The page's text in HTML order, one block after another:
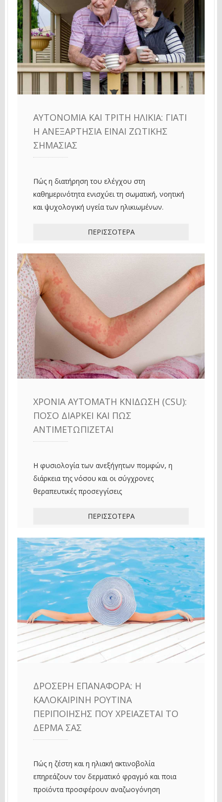
ΑΥΤΟΝΟΜΊΑ ΚΑΙ ΤΡΊΤΗ ΗΛΙΚΊΑ: ΓΙΑΤΊ
Η ΑΝΕΞΑΡΤΗΣΊΑ ΕΊΝΑΙ ΖΩΤΙΚΉΣ
ΣΗΜΑΣΊΑΣ
Πώς η διατήρηση του ελέγχου στη
καθημερινότητα ενισχύει τη σωματική, νοητική
και ψυχολογική υγεία των ηλικιωμένων.
ΠΕΡΙΣΣΌΤΕΡΑ
ΧΡΌΝΙΑ ΑΥΤΌΜΑΤΗ ΚΝΊΔΩΣΗ (CSU):
ΠΌΣΟ ΔΙΑΡΚΕΊ ΚΑΙ ΠΏΣ
ΑΝΤΙΜΕΤΩΠΊΖΕΤΑΙ
Η φυσιολογία των ανεξήγητων πομφών, η
διάρκεια της νόσου και οι σύγχρονες
θεραπευτικές προσεγγίσεις
ΠΕΡΙΣΣΌΤΕΡΑ
ΔΡΟΣΕΡΉ ΕΠΑΝΑΦΟΡΆ: Η
ΚΑΛΟΚΑΙΡΙΝΉ ΡΟΥΤΊΝΑ
ΠΕΡΙΠΟΊΗΣΗΣ ΠΟΥ ΧΡΕΙΆΖΕΤΑΙ ΤΟ
ΔΈΡΜΑ ΣΑΣ
Πώς η ζέστη και η ηλιακή ακτινοβολία
επηρεάζουν τον δερματικό φραγμό και ποια
προϊόντα προσφέρουν αναζωογόνηση